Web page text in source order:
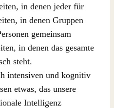
in denen jeder für
in denen Gruppen
gemeinsam
in denen das gesamte
steht.
intensiven und kognitiv
etwas, das unsere
Intelligenz